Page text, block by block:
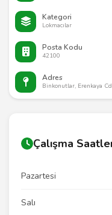
Kategori
Lokmacılar
Posta Kodu
42100
Adres
Binkonutlar, Erenkaya
Çalışma
Pazartesi
Salı